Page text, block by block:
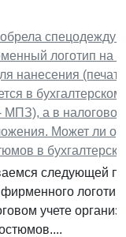
логотип
нанесения
в
МПЗ), а в
Может ли
в
следующей
учете